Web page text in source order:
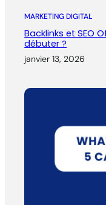
MARKETING DIGITAL
Backlinks et SEO
débuter ?
janvier 13, 2026